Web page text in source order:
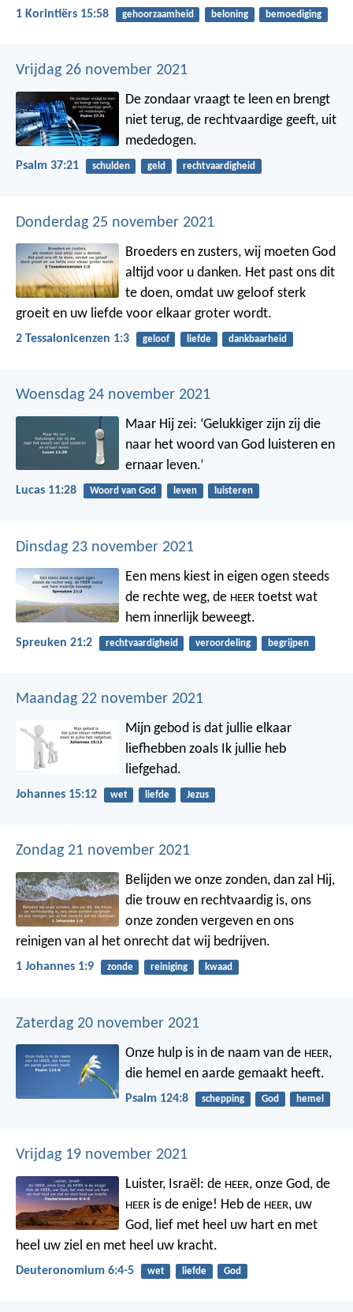
1 Korintiërs 15:58 gehoorzaamheid beloning bemoediging
Vrijdag 26 november 2021
De zondaar vraagt te leen en brengt
niet terug, de rechtvaardige geeft, uit
mededogen.
Psalm 37:21 schulden geld rechtvaardigheid
Donderdag 25 november 2021
Broeders en zusters, wij moeten God
altijd voor u danken. Het past ons dit
te doen, omdat uw geloof sterk
groeit en uw liefde voor elkaar groter wordt.
2 Tessalonicenzen 1:3 geloof liefde dankbaarheid
Woensdag 24 november 2021
Maar Hij zei: ‘Gelukkiger zijn zij die
naar het woord van God luisteren en
ernaar leven.’
Lucas 11:28 Woord van God leven luisteren
Dinsdag 23 november 2021
Een mens kiest in eigen ogen steeds
de rechte weg, de HEER toetst wat
hem innerlijk beweegt.
Spreuken 21:2 rechtvaardigheid veroordeling begrijpen
Maandag 22 november 2021
Mijn gebod is dat jullie elkaar
liefhebben zoals Ik jullie heb
liefgehad.
Johannes 15:12 wet liefde Jezus
Zondag 21 november 2021
Belijden we onze zonden, dan zal Hij,
die trouw en rechtvaardig is, ons
onze zonden vergeven en ons
reinigen van al het onrecht dat wij bedrijven.
1 Johannes 1:9 zonde reiniging kwaad
Zaterdag 20 november 2021
Onze hulp is in de naam van de HEER,
die hemel en aarde gemaakt heeft.
Psalm 124:8 schepping God hemel
Vrijdag 19 november 2021
Luister, Israël: de HEER, onze God, de
HEER is de enige! Heb de HEER, uw
God, lief met heel uw hart en met
heel uw ziel en met heel uw kracht.
Deuteronomium 6:4-5 wet liefde God